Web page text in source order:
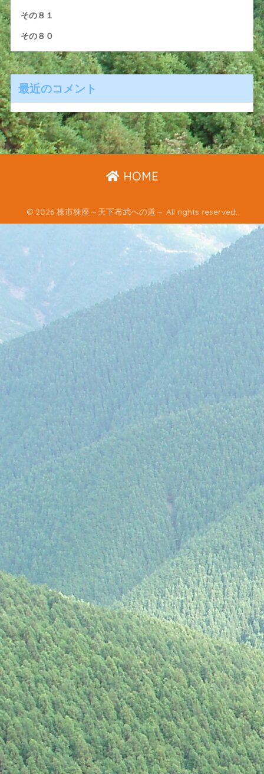
その８１
その８０
最近のコメント
HOME
© 2026 株市株座～天下布武への道～ All rights reserved.